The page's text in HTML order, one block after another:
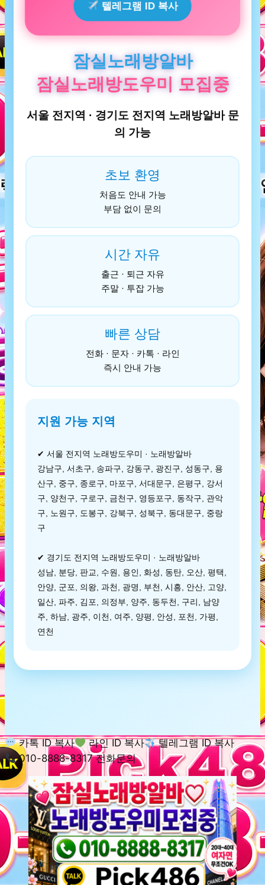
텔레그램 ID 복사
잠실노래방알바
잠실노래방도우미 모집중
서울 전지역 · 경기도 전지역 노래방알바 문
의 가능
초보 환영
처음도 안내 가능
부담 없이 문의
시간 자유
출근 · 퇴근 자유
주말 · 투잡 가능
빠른 상담
전화 · 문자 · 카톡 · 라인
즉시 안내 가능
지원 가능 지역
✔ 서울 전지역 노래방도우미 · 노래방알바
강남구, 서초구, 송파구, 강동구, 광진구, 성동구, 용
산구, 중구, 종로구, 마포구, 서대문구, 은평구, 강서
구, 양천구, 구로구, 금천구, 영등포구, 동작구, 관악
구, 노원구, 도봉구, 강북구, 성북구, 동대문구, 중랑
구
✔ 경기도 전지역 노래방도우미 · 노래방알바
성남, 분당, 판교, 수원, 용인, 화성, 동탄, 오산, 평택,
안양, 군포, 의왕, 과천, 광명, 부천, 시흥, 안산, 고양,
일산, 파주, 김포, 의정부, 양주, 동두천, 구리, 남양
주, 하남, 광주, 이천, 여주, 양평, 안성, 포천, 가평,
연천
카톡 ID 복사 라인 ID 복사
텔레그램 ID 복사
010-8888-8317 전화문의